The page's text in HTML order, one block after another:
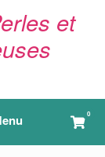
et
View
cart
0